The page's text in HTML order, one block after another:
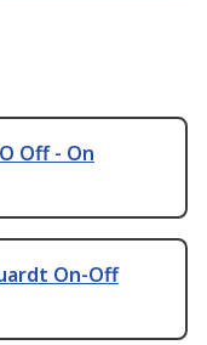
Off - On
On-Off